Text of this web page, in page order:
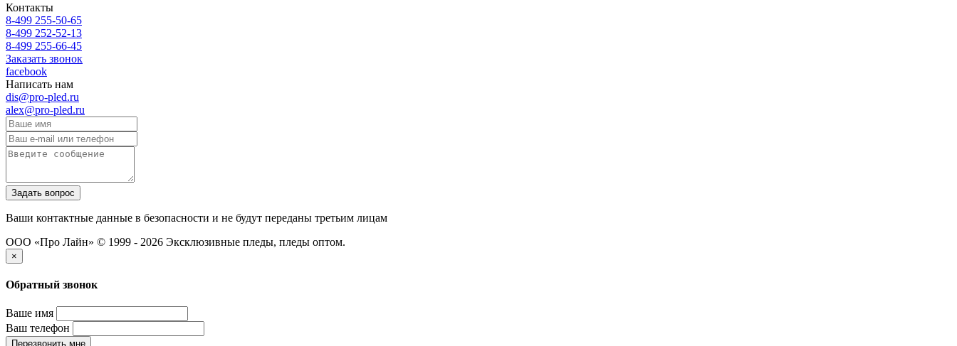
Контакты
8-499 255-50-65
8-499 252-52-13
8-499 255-66-45
Заказать звонок
facebook
Написать нам
dis@pro-pled.ru
alex@pro-pled.ru
Ваши контактные данные в безопасности и не будут переданы третьим лицам
ООО «Про Лайн» © 1999 - 2026 Эксклюзивные пледы, пледы оптом.
×
Обратный звонок
Ваше имя
Ваш телефон
Перезвонить мне